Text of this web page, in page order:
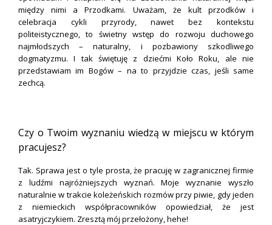
między nimi a Przodkami. Uważam, że kult przodków i
celebracja cykli przyrody, nawet bez kontekstu
politeistycznego, to świetny wstęp do rozwoju duchowego
najmłodszych – naturalny, i pozbawiony szkodliwego
dogmatyzmu. I tak świętuję z dziećmi Koło Roku, ale nie
przedstawiam im Bogów – na to przyjdzie czas, jeśli same
zechcą.
Czy o Twoim wyznaniu wiedzą w miejscu w którym
pracujesz?
Tak. Sprawa jest o tyle prosta, że pracuję w zagranicznej firmie
z ludźmi najróżniejszych wyznań. Moje wyznanie wyszło
naturalnie w trakcie koleżeńskich rozmów przy piwie, gdy jeden
z niemieckich współpracowników opowiedział, że jest
asatryjczykiem. Zresztą mój przełożony, hehe!